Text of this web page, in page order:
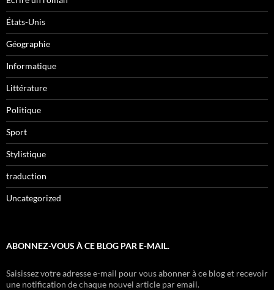
États-Unis
Géographie
Informatique
Littérature
Politique
Sport
Stylistique
traduction
Uncategorized
ABONNEZ-VOUS À CE BLOG PAR E-MAIL.
Saisissez votre adresse e-mail pour vous abonner à ce blog et recevoir
une notification de chaque nouvel article par email.